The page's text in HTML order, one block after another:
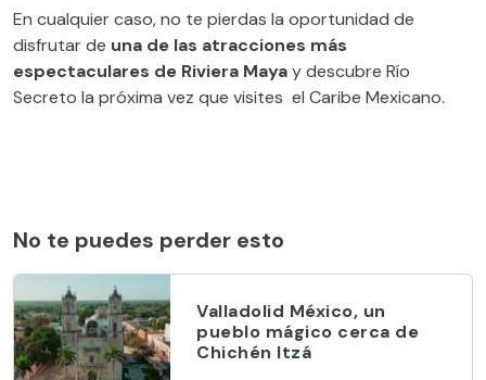
En cualquier caso, no te pierdas la oportunidad de
disfrutar de una de las atracciones más
espectaculares de Riviera Mayay descubre Río
Secreto la próxima vez que visites el Caribe Mexicano.
No te puedes perder esto
Valladolid México, un
pueblo mágico cerca de
Chichén Itzá